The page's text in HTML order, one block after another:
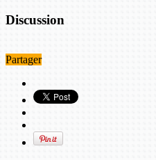
Discussion
Partager